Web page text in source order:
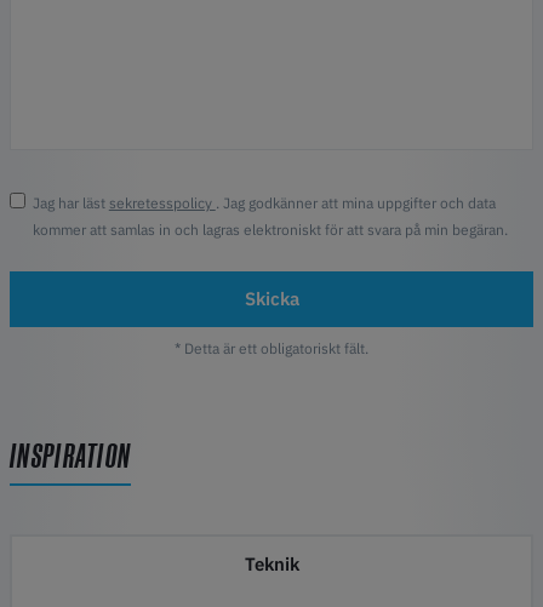
Jag har läst sekretesspolicy . Jag godkänner att mina uppgifter och data
kommer att samlas in och lagras elektroniskt för att svara på min begäran.
Skicka
* Detta är ett obligatoriskt fält.
INSPIRATION
Teknik